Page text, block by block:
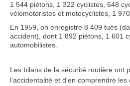
1 544 piétons, 1 322 cyclistes, 648
vélomotoristes et motocyclistes, 1
En 1959, on enregistre 8 409 tués
accident), dont 1 892 piétons, 1 601
automobilistes.
Les bilans de la sécurité routière ont
l’accidentalité et d’en comprendre